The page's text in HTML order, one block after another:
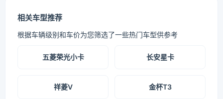
相关车型推荐
根据车辆级别和车价为您筛选了一些热门车型供参考
五菱荣光小卡 长安星卡
祥菱V 金杯T3